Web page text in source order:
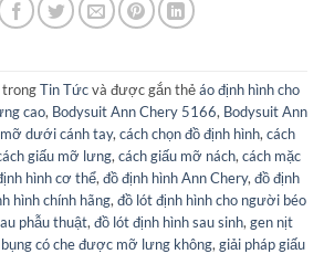
trongTin Tứcvà được gắn thẻáo định hình cho
cao, Bodysuit Ann Chery 5166, Bodysuit Ann
dưới cánh tay, cách chọn đồ định hình, cách
giấu mỡ lưng, cách giấu mỡ nách, cách mặc
hình cơ thể, đồ định hình Ann Chery, đồ định
hình chính hãng, đồ lót định hình cho người béo
phẫu thuật, đồ lót định hình sau sinh, gen nịt
có che được mỡ lưng không, giải pháp giấu